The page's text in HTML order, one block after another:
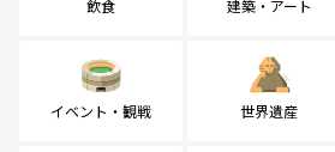
飲食 建築・アート
イベント・観戦 世界遺産